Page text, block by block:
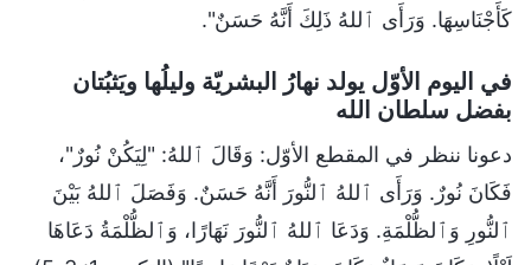
كَأَجْنَاسِهَا. وَرَأَى ٱللهُ ذَلِكَ أَنَّهُ حَسَنٌ".
في اليوم الأوّل يولد نهارُ البشريّة وليلُها ويَثبُتان
بفضل سلطان الله
دعونا ننظر في المقطع الأوّل: وَقَالَ ٱللهُ: "لِيَكُنْ نُورٌ"،
فَكَانَ نُورٌ. وَرَأَى ٱللهُ ٱلنُّورَ أَنَّهُ حَسَنٌ. وَفَصَلَ ٱللهُ بَيْنَ
ٱلنُّورِ وَٱلظُّلْمَةِ. وَدَعَا ٱللهُ ٱلنُّورَ نَهَارًا، وَٱلظُّلْمَةُ دَعَاهَا